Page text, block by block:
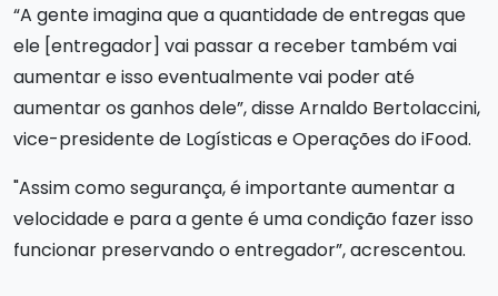
“A gente imagina que a quantidade de entregas que
ele [entregador] vai passar a receber também vai
aumentar e isso eventualmente vai poder até
aumentar os ganhos dele”, disse Arnaldo Bertolaccini,
vice-presidente de Logísticas e Operações do iFood.
"Assim como segurança, é importante aumentar a
velocidade e para a gente é uma condição fazer isso
funcionar preservando o entregador”, acrescentou.